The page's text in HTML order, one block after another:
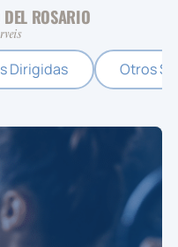
ROSARIO
Dirigidas Otros